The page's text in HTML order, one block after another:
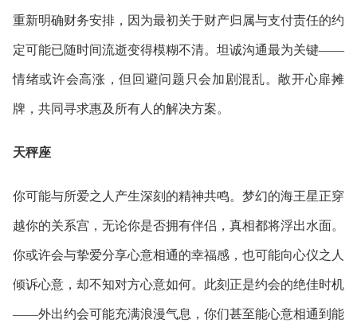
重新明确财务安排，因为最初关于财产归属与支付责任的约
定可能已随时间流逝变得模糊不清。坦诚沟通最为关键——
情绪或许会高涨，但回避问题只会加剧混乱。敞开心扉摊
牌，共同寻求惠及所有人的解决方案。
天秤座
你可能与所爱之人产生深刻的精神共鸣。梦幻的海王星正穿
越你的关系宫，无论你是否拥有伴侣，真相都将浮出水面。
你或许会与挚爱分享心意相通的幸福感，也可能向心仪之人
倾诉心意，却不知对方心意如何。此刻正是约会的绝佳时机
——外出约会可能充满浪漫气息，你们甚至能心意相通到能